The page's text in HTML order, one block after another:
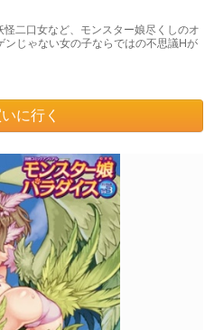
二口女など、モンスター娘尽くしのオ
じゃない女の子ならではの不思議Hが
に行く